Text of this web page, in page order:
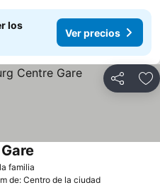
los
Ver precios
Compartir
familia
de: Centro de la ciudad